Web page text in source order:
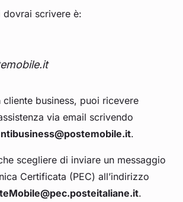
dovrai scrivere è:
cliente business, puoi ricevere
via email scrivendo
.
scegliere di inviare un messaggio
Certificata (PEC) all’indirizzo
.